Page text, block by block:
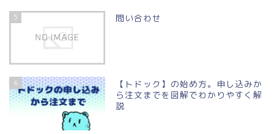
5 問い合わせ
6
【トドック】の始め方。申し込みか
ら注文までを図解でわかりやすく解
説